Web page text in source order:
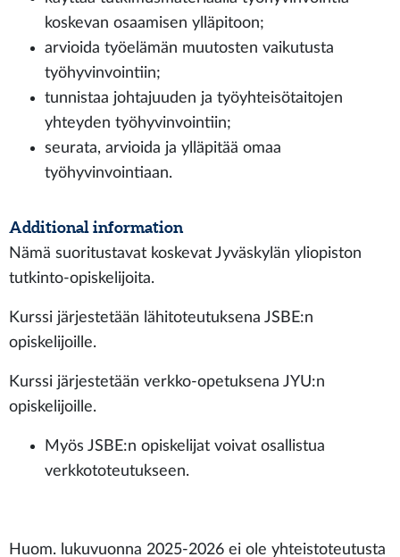
koskevan osaamisen ylläpitoon;
arvioida työelämän muutosten vaikutusta
työhyvinvointiin;
tunnistaa johtajuuden ja työyhteisötaitojen
yhteyden työhyvinvointiin;
seurata, arvioida ja ylläpitää omaa
työhyvinvointiaan.
Additional information
Nämä suoritustavat koskevat Jyväskylän yliopiston
tutkinto-opiskelijoita.
Kurssi järjestetään lähitoteutuksena JSBE:n
opiskelijoille.
Kurssi järjestetään verkko-opetuksena JYU:n
opiskelijoille.
Myös JSBE:n opiskelijat voivat osallistua
verkkototeutukseen.
Huom. lukuvuonna 2025-2026 ei ole yhteistoteutusta